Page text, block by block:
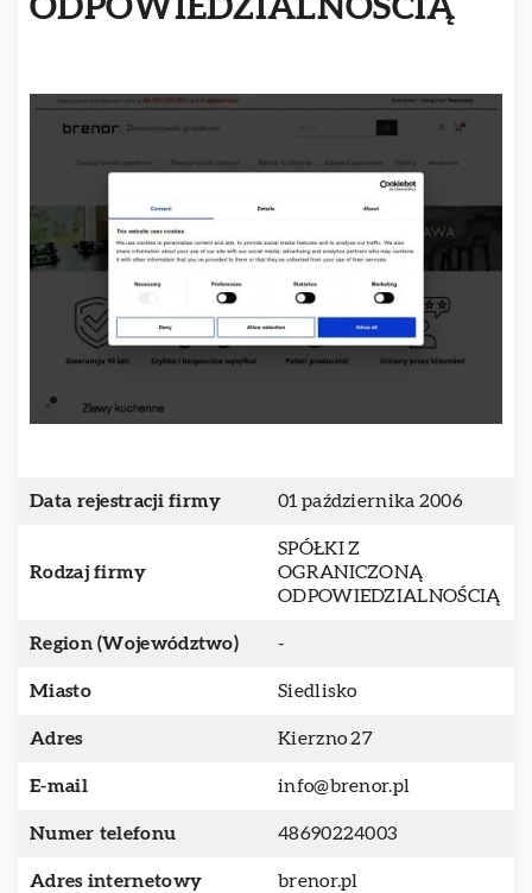
ODPOWIEDZIALNOŚCIĄ
Data rejestracji firmy 01 października 2006
Rodzaj firmy
SPÓŁKI Z
OGRANICZONĄ
ODPOWIEDZIALNOŚCIĄ
Region (Województwo) -
Miasto Siedlisko
Adres Kierzno 27
E-mail info@brenor.pl
Numer telefonu 48690224003
Adres internetowy brenor.pl